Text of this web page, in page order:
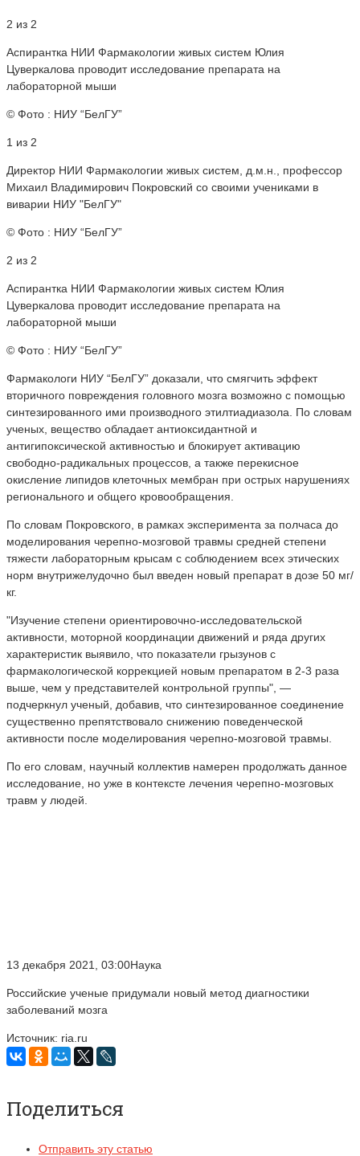
2 из 2
Аспирантка НИИ Фармакологии живых систем Юлия
Цуверкалова проводит исследование препарата на
лабораторной мыши
© Фото : НИУ “БелГУ”
1 из 2
Директор НИИ Фармакологии живых систем, д.м.н., профессор
Михаил Владимирович Покровский со своими учениками в
виварии НИУ "БелГУ"
© Фото : НИУ “БелГУ”
2 из 2
Аспирантка НИИ Фармакологии живых систем Юлия
Цуверкалова проводит исследование препарата на
лабораторной мыши
© Фото : НИУ “БелГУ”
Фармакологи НИУ “БелГУ” доказали, что смягчить эффект
вторичного повреждения головного мозга возможно с помощью
синтезированного ими производного этилтиадиазола. По словам
ученых, вещество обладает антиоксидантной и
антигипоксической активностью и блокирует активацию
свободно-радикальных процессов, а также перекисное
окисление липидов клеточных мембран при острых нарушениях
регионального и общего кровообращения.
По словам Покровского, в рамках эксперимента за полчаса до
моделирования черепно-мозговой травмы средней степени
тяжести лабораторным крысам с соблюдением всех этических
норм внутрижелудочно был введен новый препарат в дозе 50 мг/
кг.
"Изучение степени ориентировочно-исследовательской
активности, моторной координации движений и ряда других
характеристик выявило, что показатели грызунов с
фармакологической коррекцией новым препаратом в 2-3 раза
выше, чем у представителей контрольной группы", —
подчеркнул ученый, добавив, что синтезированное соединение
существенно препятствовало снижению поведенческой
активности после моделирования черепно-мозговой травмы.
По его словам, научный коллектив намерен продолжать данное
исследование, но уже в контексте лечения черепно-мозговых
травм у людей.
13 декабря 2021, 03:00Наука
Российские ученые придумали новый метод диагностики
заболеваний мозга
Источник: ria.ru
Поделиться
Отправить эту статью